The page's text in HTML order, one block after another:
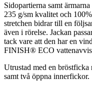
Sidopartierna samt
235 g/sm kvalitet och
stretchen bidrar till en
även i rörelse. Jackan
tack vare att den har en
FINISH® ECO
Utrustad med en
samt två öppna innerfickor.